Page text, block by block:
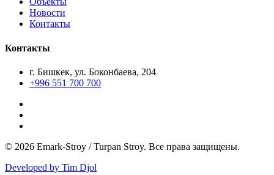
Новости
Контакты
Контакты
г. Бишкек, ул. Боконбаева, 204
+996 551 700 700
© 2026 Emark-Stroy / Turpan Stroy. Все права защищены.
Developed by Tim Djol